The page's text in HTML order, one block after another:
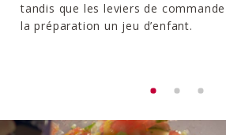
tandis que les leviers de
la préparation un jeu d’enfant.